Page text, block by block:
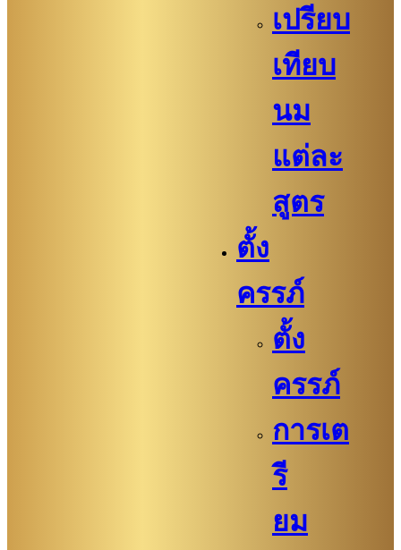
เปรียบ
เทียบ
นม
แต่ละ
สูตร
ตั้ง
ครรภ์
ตั้ง
ครรภ์
การเต
รี
ยม